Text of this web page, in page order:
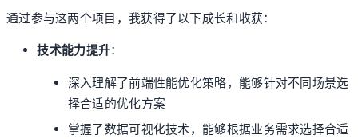
通过参与这两个项目，我获得了以下成长和收获：
技术能力提升：
深入理解了前端性能优化策略，能够针对不同场景选
择合适的优化方案
掌握了数据可视化技术，能够根据业务需求选择合适